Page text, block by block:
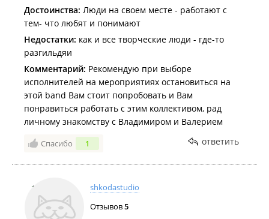
Достоинства: Люди на своем месте - работают с
тем- что любят и понимают
Недостатки: как и все творческие люди - где-то
разгильдяи
Комментарий: Рекомендую при выборе
исполнителей на мероприятиях остановиться на
этой band Вам стоит попробовать и Вам
понравиться работать с этим коллективом, рад
личному знакомству с Владимиром и Валерием
Спасибо 1 ответить
shkodastudio
Отзывов5